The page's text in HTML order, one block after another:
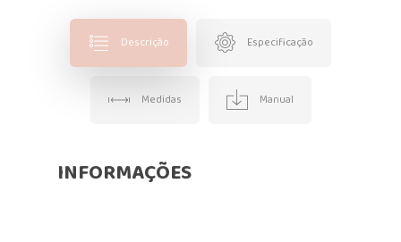
Descrição Especificação
Medidas Manual
INFORMAÇÕES